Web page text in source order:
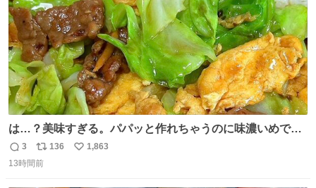
は…？美味すぎる。パパッと作れちゃうのに味濃いめで満
足感エグいの天才だろ🥹
返
信
3
リ
ポ
136
い
1,863
13時間前